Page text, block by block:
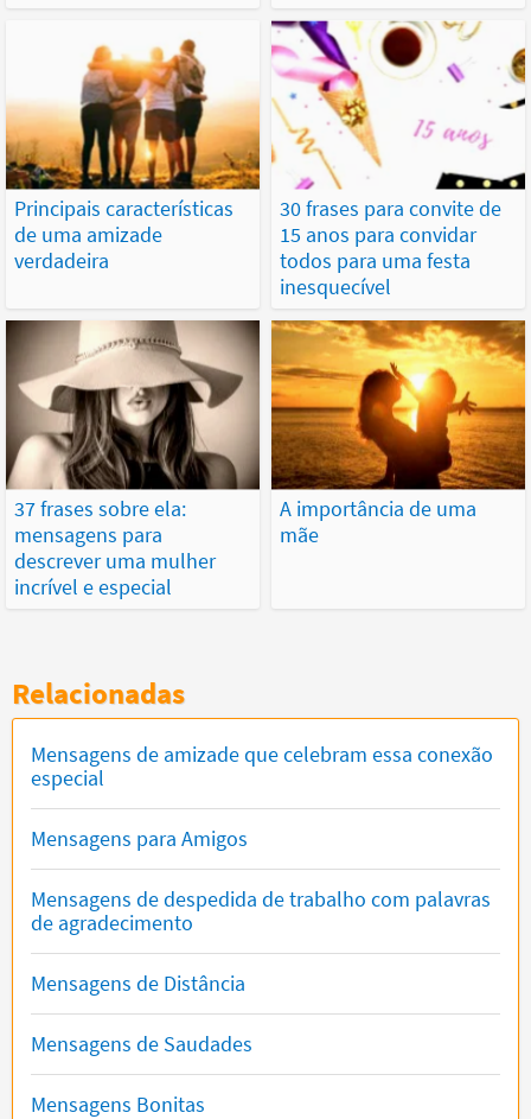
Principais características
de uma amizade
verdadeira
30 frases para convite de
15 anos para convidar
todos para uma festa
inesquecível
37 frases sobre ela:
mensagens para
descrever uma mulher
incrível e especial
A importância de uma
mãe
Relacionadas
Mensagens de amizade que celebram essa conexão
especial
Mensagens para Amigos
Mensagens de despedida de trabalho com palavras
de agradecimento
Mensagens de Distância
Mensagens de Saudades
Mensagens Bonitas